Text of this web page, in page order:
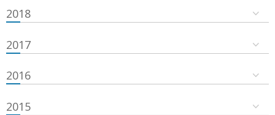
2018
2017
2016
2015